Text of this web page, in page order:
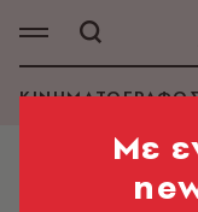
MORE IN CULTURE
Mε